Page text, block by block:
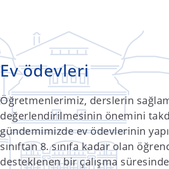
Ev ödevleri
Öğretmenlerimiz, derslerin
değerlendirilmesinin önemini
gündemimizde ev ödevlerinin
sınıftan 8. sınıfa kadar olan
desteklenen bir çalışma